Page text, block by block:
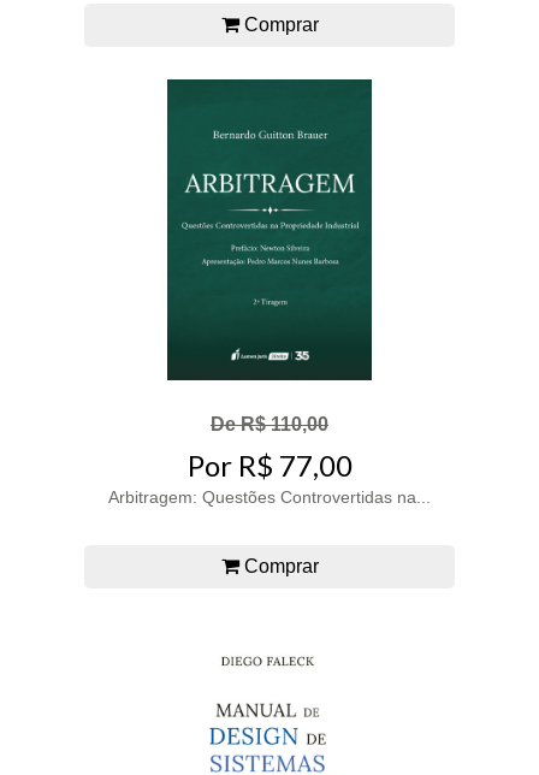
Comprar
De R$ 110,00
Por R$ 77,00
Arbitragem: Questões Controvertidas na...
Comprar